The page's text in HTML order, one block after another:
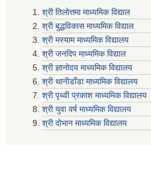
श्री तिलाेत्तमा माध्यमिक विद्याल
श्री बुद्धविकास माध्यमिक विद्याल
श्री मस्याम माध्यमिक विद्यालय
श्री जनदिप माध्यमिक विद्याल
श्री ज्ञानोदय माध्यमिक विद्यालय
श्री थानीडाँडा माध्यमिक विद्यालय
श्री पृथ्वी प्रकाश माध्यमिक विद्यालय
श्री युवा वर्ष माध्यमिक विद्यालय
श्री दोभान माध्यमिक विद्यालय